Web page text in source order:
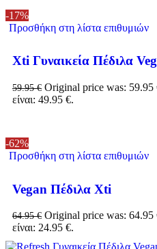
-17%
Προσθήκη στη λίστα επιθυμιών
Xti Γυναικεία Πέδιλα
59.95€ Original price was: 59.95
είναι: 49.95 €.
-62%
Προσθήκη στη λίστα επιθυμιών
Vegan Πέδιλα Xti
64.95€ Original price was: 64.95
είναι: 24.95 €.